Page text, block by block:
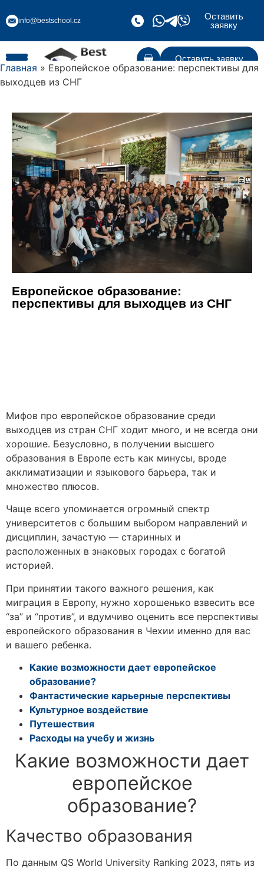
info@bestschool.cz
Оставить
заявку
Оставить заявку
Главная » Европейское образование: перспективы для
выходцев из СНГ
Европейское образование:
перспективы для выходцев из СНГ
Мифов про европейское образование среди
выходцев из стран СНГ ходит много, и не всегда они
хорошие. Безусловно, в получении высшего
образования в Европе есть как минусы, вроде
акклиматизации и языкового барьера, так и
множество плюсов.
Чаще всего упоминается огромный спектр
университетов с большим выбором направлений и
дисциплин, зачастую — старинных и
расположенных в знаковых городах с богатой
историей.
При принятии такого важного решения, как
миграция в Европу, нужно хорошенько взвесить все
“за” и “против”, и вдумчиво оценить все перспективы
европейского образования в Чехии именно для вас
и вашего ребенка.
Какие возможности дает европейское
образование?
Фантастические карьерные перспективы
Культурное воздействие
Путешествия
Расходы на учебу и жизнь
Какие возможности дает
европейское
образование?
Качество образования
По данным QS World University Ranking 2023, пять из